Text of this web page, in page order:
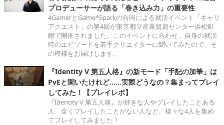
プロデューサーが語る「巻き込み力」の重要性
4GamerとGame*Sparkの合同による就活イベント「キャリ
アクエスト」の第4回が東京都立産業貿易センター浜松町
館で開催されました。このイベントに合わせ、自身の就活
時のエピソードを若手クリエイターに聞いてみたので、そ
の模様をお届けします。
『Identity V 第五人格』の新モード「手記の加筆」は
PvEと聞いたけれど……実際どうなの？集まってプレイ
してみた！【プレイレポ】
『Identity V 第五人格』が好きな人やプレイしたことある
人、全くプレイしたことがない人など、様々な4人を集め
てプレイしてみました！